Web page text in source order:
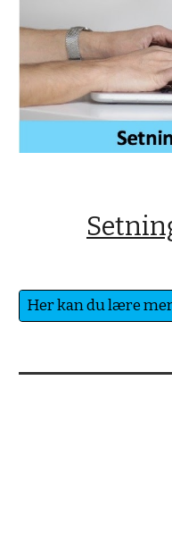
Her kan du lære